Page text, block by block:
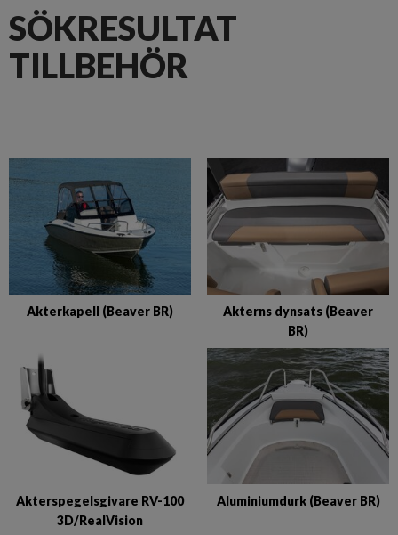
SÖKRESULTAT
TILLBEHÖR
Akterkapell (Beaver BR)
Akterns dynsats (Beaver
BR)
Akterspegelsgivare RV-100
3D/RealVision
Aluminiumdurk (Beaver BR)